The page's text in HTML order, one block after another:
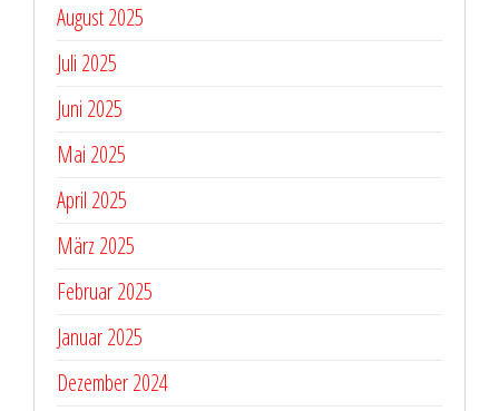
August 2025
Juli 2025
Juni 2025
Mai 2025
April 2025
März 2025
Februar 2025
Januar 2025
Dezember 2024